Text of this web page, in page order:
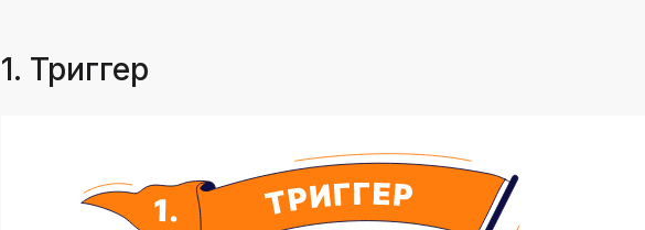
1. Триггер